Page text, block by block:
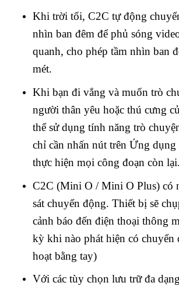
Khi trời tối, C2C tự động
nhìn ban đêm để phủ sóng
quanh, cho phép tầm nhìn ban
mét.
Khi bạn đi vắng và muốn trò
người thân yêu hoặc thú cưng
thể sử dụng tính năng trò
chỉ cần nhấn nút trên Ứng
thực hiện mọi công đoạn còn lại.
C2C (Mini O / Mini O Plus) có
sát chuyển động. Thiết bị sẽ
cảnh báo đến điện thoại thông
kỳ khi nào phát hiện có chuyển
hoạt bằng tay)
Với các tùy chọn lưu trữ đa